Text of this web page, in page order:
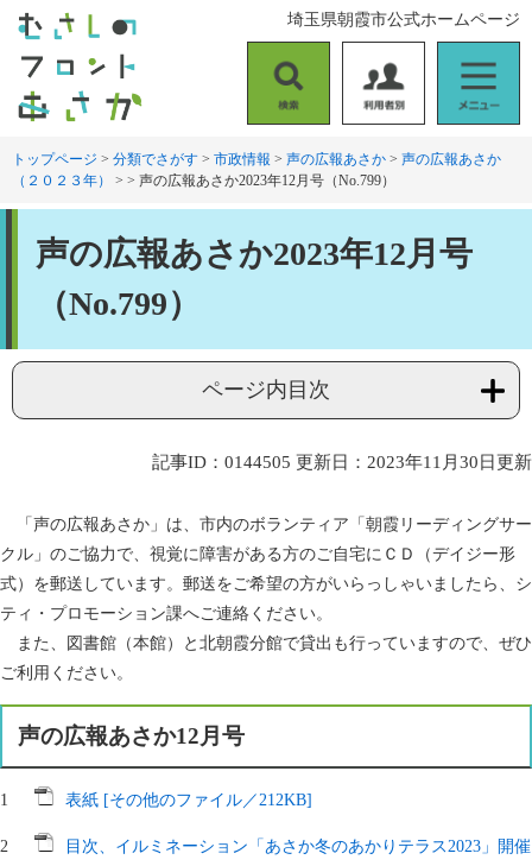
。
て
索
用
者
別
ニ
ュ
埼玉県朝霞市公式ホームページ
トップページ > 分類でさがす > 市政情報 > 声の広報あさか > 声の広報あさか
（２０２３年）
> > 声の広報あさか2023年12月号（No.799）
声の広報あさか2023年12月号
（No.799）
ページ内目次
記事ID：0144505 更新日：2023年11月30日更新
「声の広報あさか」は、市内のボランティア「朝霞リーディングサー
クル」のご協力で、視覚に障害がある方のご自宅にＣＤ（デイジー形
式）を郵送しています。郵送をご希望の方がいらっしゃいましたら、シ
ティ・プロモーション課へご連絡ください。
また、図書館（本館）と北朝霞分館で貸出も行っていますので、ぜひ
ご利用ください。
声の広報あさか12月号
1 表紙 [その他のファイル／212KB]
2
目次、イルミネーション「あさか冬のあかりテラス2023」開催